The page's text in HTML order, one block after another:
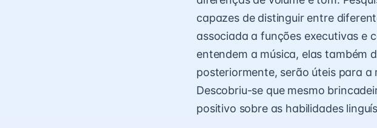
capazes de distinguir entre
associada a funções executivas e
entendem a música, elas também
posteriormente, serão úteis para
Descobriu-se que mesmo
positivo sobre as habilidades